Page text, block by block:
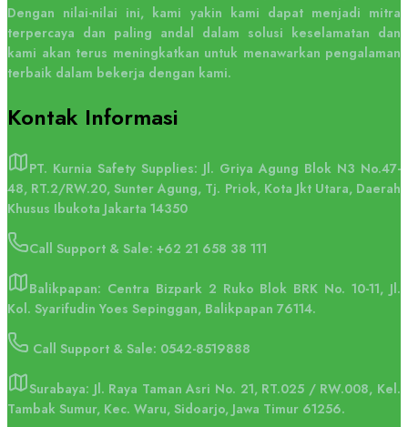
Dengan nilai-nilai ini, kami yakin kami dapat menjadi mitra
terpercaya dan paling andal dalam solusi keselamatan dan
kami akan terus meningkatkan untuk menawarkan pengalaman
terbaik dalam bekerja dengan kami.
Kontak Informasi
PT. Kurnia Safety Supplies: Jl. Griya Agung Blok N3 No.47-
48, RT.2/RW.20, Sunter Agung, Tj. Priok, Kota Jkt Utara, Daerah
Khusus Ibukota Jakarta 14350
Call Support & Sale: +62 21 658 38 111
Balikpapan: Centra Bizpark 2 Ruko Blok BRK No. 10-11, Jl.
Kol. Syarifudin Yoes Sepinggan, Balikpapan 76114.
Call Support & Sale: 0542-8519888
Surabaya: Jl. Raya Taman Asri No. 21, RT.025 / RW.008, Kel.
Tambak Sumur, Kec. Waru, Sidoarjo, Jawa Timur 61256.